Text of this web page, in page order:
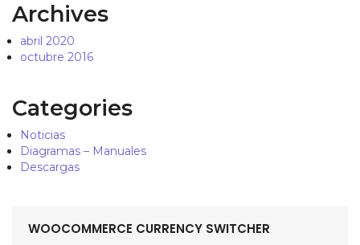
Archives
abril 2020
octubre 2016
Categories
Noticias
Diagramas – Manuales
Descargas
WOOCOMMERCE CURRENCY SWITCHER